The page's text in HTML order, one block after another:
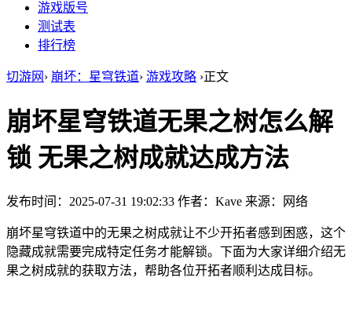
游戏版号
测试表
排行榜
切游网 › 崩坏：星穹铁道› 游戏攻略 ›正文
崩坏星穹铁道无果之树怎么解
锁 无果之树成就达成方法
发布时间：2025-07-31 19:02:33 作者：Kave 来源：网络
崩坏星穹铁道中的无果之树成就让不少开拓者感到困惑，这个
隐藏成就需要完成特定任务才能解锁。下面为大家详细介绍无
果之树成就的获取方法，帮助各位开拓者顺利达成目标。